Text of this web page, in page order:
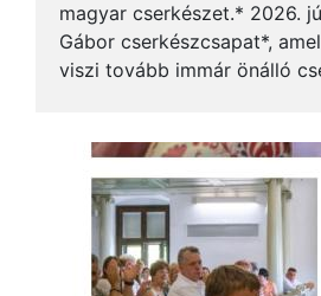
magyar cserkészet.* 2026.
Gábor cserkészcsapat*,
viszi tovább immár önálló